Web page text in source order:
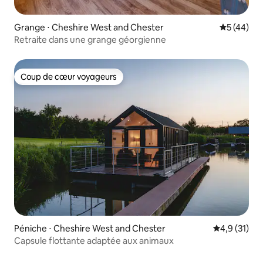
Grange ⋅ Cheshire West and Chester
5 (44)
Retraite dans une grange géorgienne
Coup de cœur voyageurs
Coup de cœur voyageurs
Péniche ⋅ Cheshire West and Chester Évaluation
4,9 (31)
Capsule flottante adaptée aux animaux